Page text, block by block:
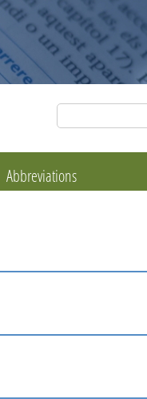
Abbreviations